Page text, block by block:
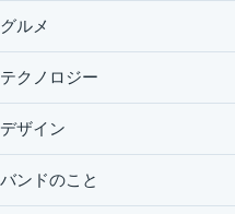
グルメ
テクノロジー
デザイン
バンドのこと